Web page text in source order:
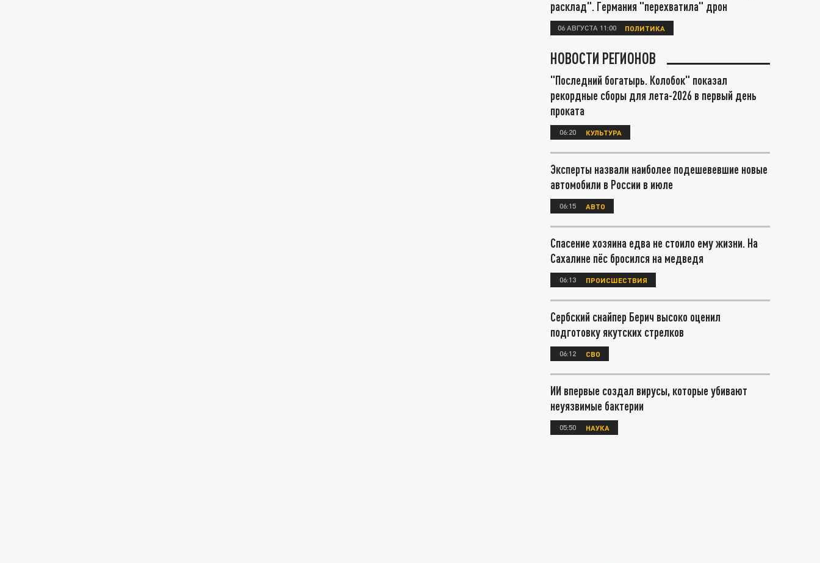
расклад". Германия "перехватила" дрон
06 АВГУСТА 11:00 ПОЛИТИКА
НОВОСТИ РЕГИОНОВ
"Последний богатырь. Колобок" показал
рекордные сборы для лета-2026 в первый день
проката
06:20 КУЛЬТУРА
Эксперты назвали наиболее подешевевшие новые
автомобили в России в июле
06:15 АВТО
Спасение хозяина едва не стоило ему жизни. На
Сахалине пёс бросился на медведя
06:13 ПРОИСШЕСТВИЯ
Сербский снайпер Берич высоко оценил
подготовку якутских стрелков
06:12 СВО
ИИ впервые создал вирусы, которые убивают
неуязвимые бактерии
05:50 НАУКА